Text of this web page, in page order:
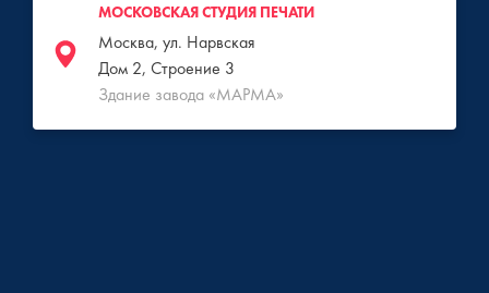
МОСКОВСКАЯ СТУДИЯ ПЕЧАТИ
Москва, ул. Нарвская
Дом 2, Строение 3
Здание завода «МАРМА»